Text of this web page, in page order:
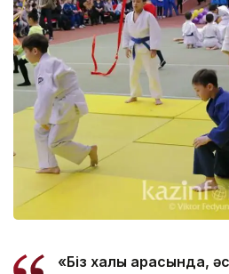
«Біз халық арасында,